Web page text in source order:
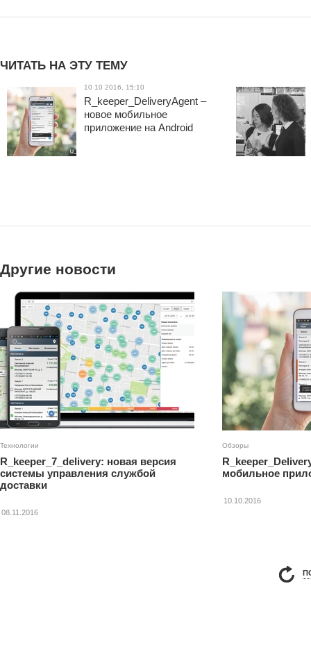
ЧИТАТЬ НА ЭТУ ТЕМУ
10 10 2016, 15:10
R_keeper_DeliveryAgent –
новое мобильное
приложение на Android
Другие новости
Технологии
R_keeper_7_delivery: новая версия
системы управления службой
доставки
08.11.2016
Обзоры
мобильное
10.10.2016